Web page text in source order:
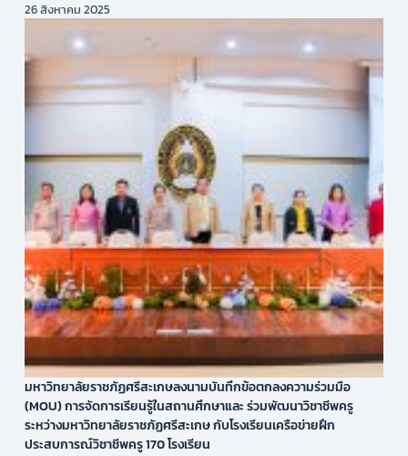
26 สิงหาคม 2025
มหาวิทยาลัยราชภัฏศรีสะเกษลงนามบันทึกข้อตกลงความร่วมมือ
(MOU) การจัดการเรียนรู้ในสถานศึกษาและ ร่วมพัฒนาวิชาชีพครู
ระหว่างมหาวิทยาลัยราชภัฏศรีสะเกษ กับโรงเรียนเครือข่ายฝึก
ประสบการณ์วิชาชีพครู 170 โรงเรียน